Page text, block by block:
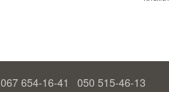
067 654-16-41
050 515-46-13